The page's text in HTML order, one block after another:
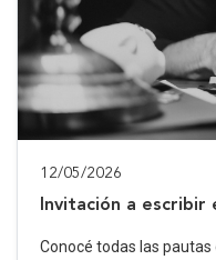
12/05/2026
Invitación a escribir
Conocé todas las